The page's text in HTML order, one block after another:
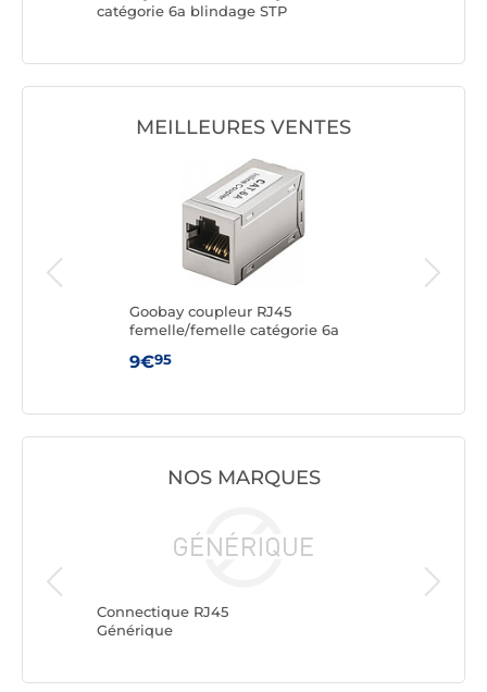
catégorie 6a blindage STP
MEILLEURES VENTES
Goobay coupleur RJ45
femelle/femelle catégorie 6a
9€95
NOS MARQUES
Connectique RJ45
Générique